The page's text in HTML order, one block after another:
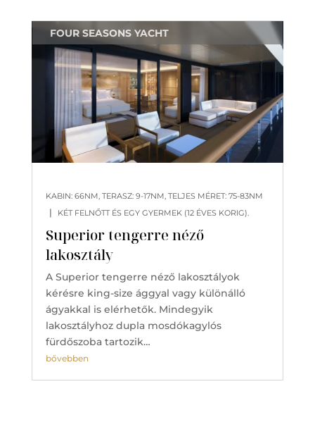
Superior tengerre néző
lakosztály
KABIN: 66NM, TERASZ: 9-17NM, TELJES MÉRET: 75-83NM
| KÉT FELNŐTT ÉS EGY GYERMEK (12 ÉVES KORIG).
FOUR SEASONS YACHT
A Superior tengerre néző lakosztályok
kérésre king-size ággyal vagy különálló
ágyakkal is elérhetők. Mindegyik
lakosztályhoz dupla mosdókagylós
fürdőszoba tartozik…
bővebben